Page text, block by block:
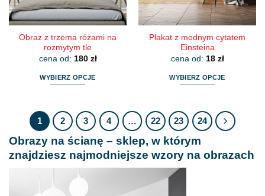
stronie
produktu
stronie
produktu
Obraz z trzema różami na
rozmytym tle
cena od: 180 zł
WYBIERZ OPCJE
ma
wiele
wariantów.
Opcje
wybrać
Plakat z modnym cytatem
Einsteina
cena od: 18 zł
WYBIERZ OPCJE
ma
wiele
wariantów.
Opcje
1 2 3 4 … 22 23 24
Obrazy na ścianę – sklep, w którym
znajdziesz najmodniejsze wzory na obrazach